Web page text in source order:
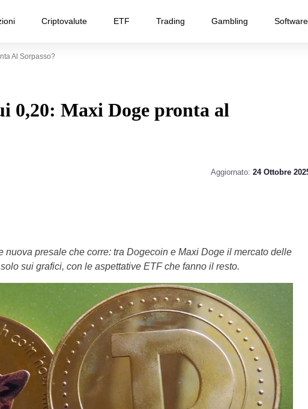
Criptovalute ETF Trading Gambling Software
Al Sorpasso?
0,20: Maxi Doge pronta al
Aggiornato: 24 Ottobre
nuova presale che corre: tra Dogecoin e Maxi Doge il mercato delle
sui grafici, con le aspettative ETF che fanno il resto.